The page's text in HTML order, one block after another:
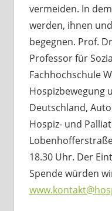
vermeiden. In
werden, ihnen
begegnen. Prof.
Professor für
Fachhochschule
Hospizbewegung
Deutschland,
Hospiz- und
18.30 Uhr. Der
Spende würden